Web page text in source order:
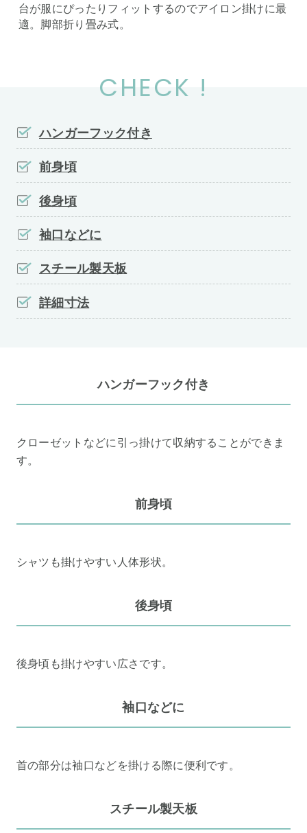
台が服にぴったりフィットするのでアイロン掛けに最
適。脚部折り畳み式。
CHECK !
ハンガーフック付き
前身頃
後身頃
袖口などに
スチール製天板
詳細寸法
ハンガーフック付き
クローゼットなどに引っ掛けて収納することができま
す。
前身頃
シャツも掛けやすい人体形状。
後身頃
後身頃も掛けやすい広さです。
袖口などに
首の部分は袖口などを掛ける際に便利です。
スチール製天板